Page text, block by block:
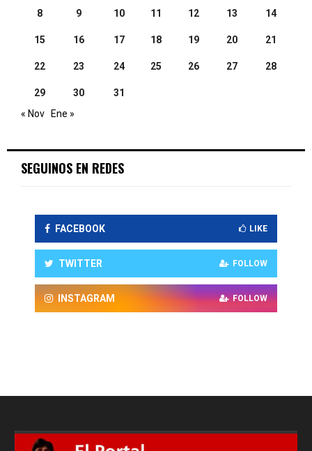
8 9 10 11 12 13 14
15 16 17 18 19 20 21
22 23 24 25 26 27 28
29 30
31
« Nov
Ene »
SEGUINOS EN REDES
FACEBOOK LIKE
TWITTER FOLLOW
INSTAGRAM FOLLOW